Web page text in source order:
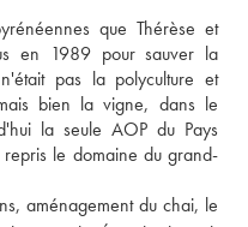
que Thérèse et
en 1989 pour sauver la
pas la polyculture et
bien la vigne, dans le
la seule AOP du Pays
le domaine du grand-
aménagement du chai, le